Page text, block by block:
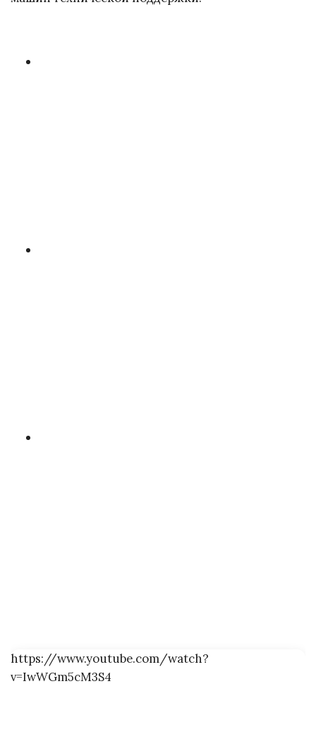
https://www.youtube.com/watch?
v=IwWGm5cM3S4